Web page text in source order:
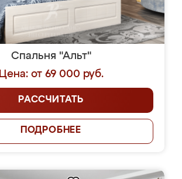
Спальня "Альт"
Цена: от 69 000 руб.
РАССЧИТАТЬ
ПОДРОБНЕЕ